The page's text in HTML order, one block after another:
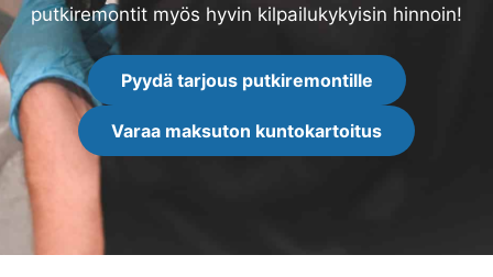
putkiremontit myös hyvin kilpailukykyisin hinnoin!
Pyydä tarjous putkiremontille
Varaa maksuton kuntokartoitus